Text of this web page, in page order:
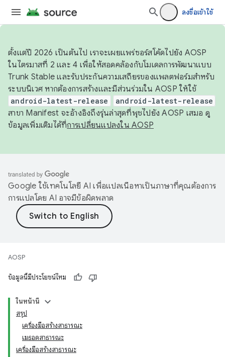
ลงชื่อเข้าใช้
ตั้งแต่ปี 2026 เป็นต้นไป เราจะเผยแพร่ซอร์สโค้ดไปยัง AOSP
ในไตรมาสที่ 2 และ 4 เพื่อให้สอดคล้องกับโมเดลการพัฒนาแบบ
Trunk Stable และรับประกันความเสถียรของแพลตฟอร์มสำหรับ
ระบบนิเวศ หากต้องการสร้างและมีส่วนร่วมใน AOSP ให้ใช้
android-latest-release android-latest-release
สาขา Manifest จะอ้างอิงถึงรุ่นล่าสุดที่พุชไปยัง AOSP เสมอ ดู
ข้อมูลเพิ่มเติมได้ที่การเปลี่ยนแปลงใน AOSP
Google ใช้เทคโนโลยี AI เพื่อแปลเนื้อหาเป็นภาษาที่คุณต้องการ
การแปลโดย AI อาจมีข้อผิดพลาด
AOSP
ข้อมูลนี้มีประโยชน์ไหม
ในหน้านี้
สรุป
เครื่องมือสร้างสาธารณะ
เมธอดสาธารณะ
เครื่องมือสร้างสาธารณะ